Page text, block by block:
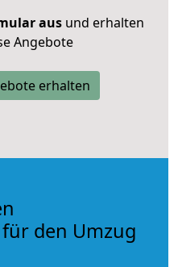
ausund erhalten
Angebote
erhalten
den Umzug